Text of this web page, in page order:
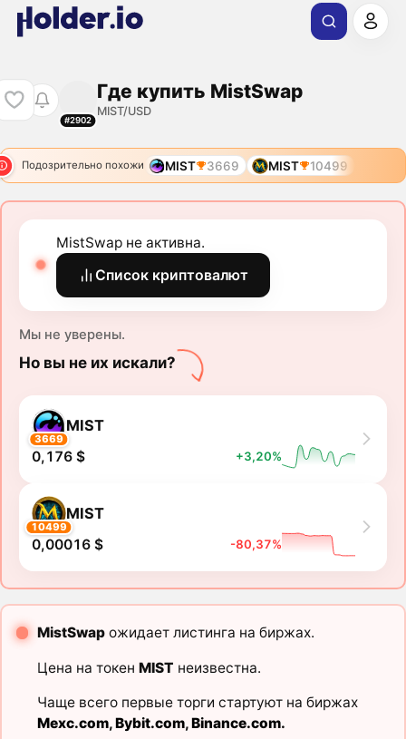
#2902
Где купить MistSwap
MIST/USD
Подозрительно похожи MIST 3669 MIST 10499
MistSwap не активна.
Список криптовалют
Мы не уверены.
Но вы не их искали?
3669
MIST
0,176 $ +3,20%
10499
MIST
0,00016 $ -80,37%
MistSwapожидает листинга на биржах.
Цена на токен MIST неизвестна.
Чаще всего первые торги стартуют на биржах
Mexc.com,Bybit.com,Binance.com.